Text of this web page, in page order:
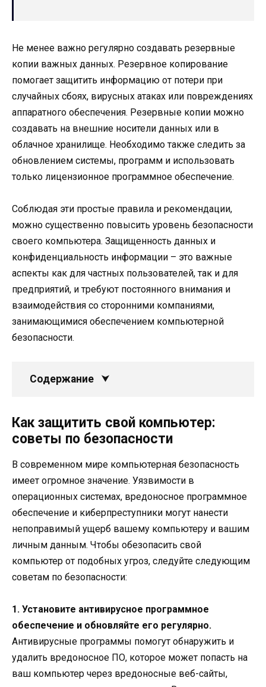
Не менее важно регулярно создавать резервные
копии важных данных. Резервное копирование
помогает защитить информацию от потери при
случайных сбоях, вирусных атаках или повреждениях
аппаратного обеспечения. Резервные копии можно
создавать на внешние носители данных или в
облачное хранилище. Необходимо также следить за
обновлением системы, программ и использовать
только лицензионное программное обеспечение.
Соблюдая эти простые правила и рекомендации,
можно существенно повысить уровень безопасности
своего компьютера. Защищенность данных и
конфиденциальность информации – это важные
аспекты как для частных пользователей, так и для
предприятий, и требуют постоянного внимания и
взаимодействия со сторонними компаниями,
занимающимися обеспечением компьютерной
безопасности.
Содержание
Как защитить свой компьютер:
советы по безопасности
В современном мире компьютерная безопасность
имеет огромное значение. Уязвимости в
операционных системах, вредоносное программное
обеспечение и киберпреступники могут нанести
непоправимый ущерб вашему компьютеру и вашим
личным данным. Чтобы обезопасить свой
компьютер от подобных угроз, следуйте следующим
советам по безопасности:
1. Установите антивирусное программное
обеспечение и обновляйте его регулярно.
Антивирусные программы помогут обнаружить и
удалить вредоносное ПО, которое может попасть на
ваш компьютер через вредоносные веб-сайты,